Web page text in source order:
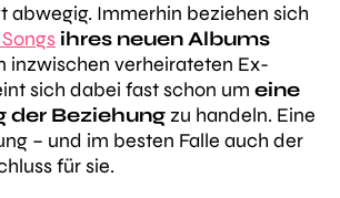
abwegig. Immerhin beziehen sich
ihres neuen Albums
inzwischen verheirateten Ex-
sich dabei fast schon um eine
der Beziehung zu handeln. Eine
– und im besten Falle auch der
für sie.